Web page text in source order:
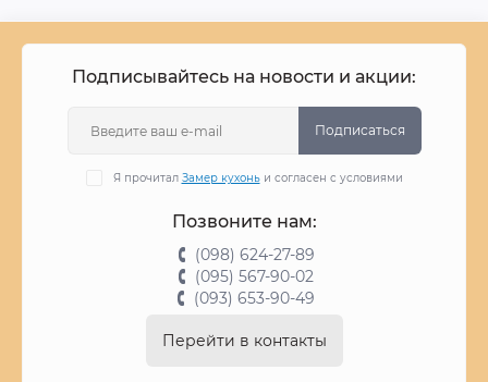
Подписывайтесь на новости и акции:
Подписаться
Я прочитал Замер кухоньи согласен с условиями
Позвоните нам:
(098) 624-27-89
(095) 567-90-02
(093) 653-90-49
Перейти в контакты